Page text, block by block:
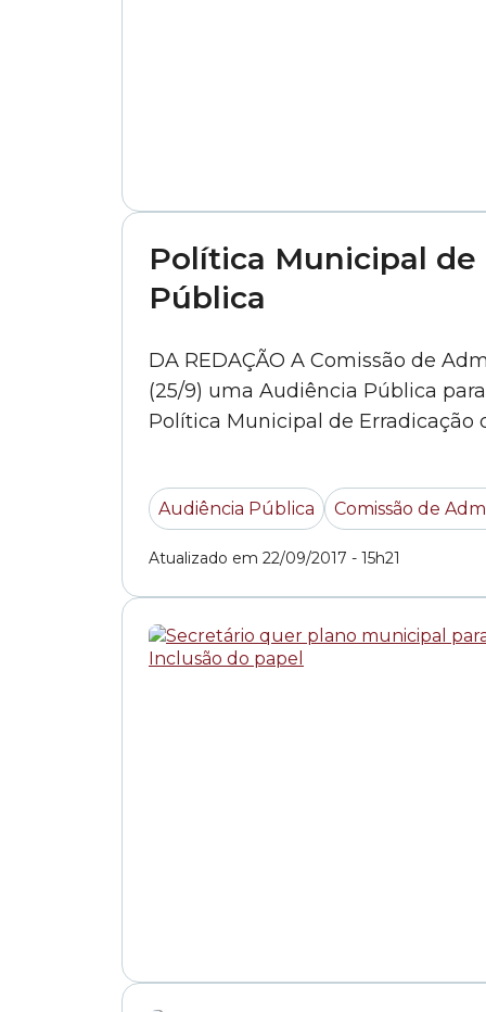
Política Municipal de
Pública
DA REDAÇÃO A Comissão de
(25/9) uma Audiência Pública
Audiência Pública Comissão de
Atualizado em 22/09/2017 - 15h21